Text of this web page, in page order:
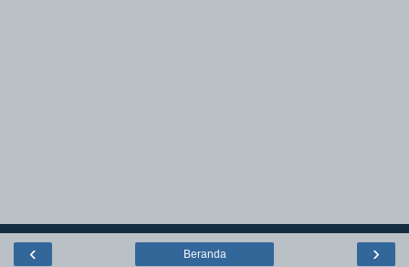
‹ ›
Beranda